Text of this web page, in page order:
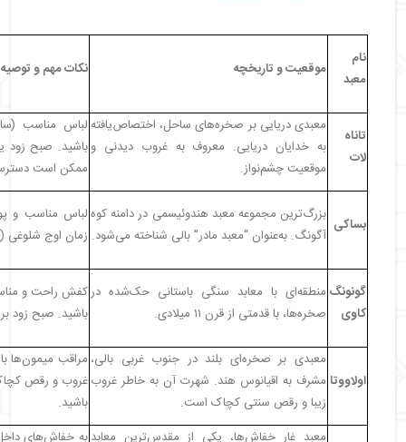
نام
معبد
موقعیت و تاریخچه نکات مهم و
تاناه
لات
معبدی دریایی بر صخره‌های ساحل، اختصاص‌یافته
به خدایان دریایی. معروف به غروب دیدنی و
موقعیت چشم‌نواز.
لباس مناسب
باشید. صبح زود
ممکن است
بساکی
بزرگ‌ترین مجموعه معبد هندوئیسمی در دامنه کوه
آگونگ. به‌عنوان “معبد مادر” بالی شناخته می‌شود.
لباس مناسب و
زمان اوج شلوغی
گونونگ
کاوی
منطقه‌ای با معابد سنگی باستانی حک‌شده در
صخره‌ها، با قدمتی از قرن ۱۱ میلادی.
کفش راحت و
باشید. صبح زود
اولاووتا
معبدی بر صخره‌ای بلند در جنوب غربی بالی،
مشرف به اقیانوس هند. شهرت آن به خاطر غروب
زیبا و رقص سنتی کچاک است.
مراقب میمون‌ها
غروب و رقص
باشید.
معبد غار خفاش‌ها، یکی از مقدس‌ترین معابدبه خفاش‌های